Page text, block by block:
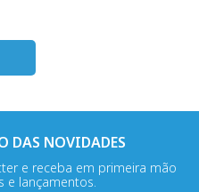
DAS NOVIDADES
e receba em primeira mão
e lançamentos.